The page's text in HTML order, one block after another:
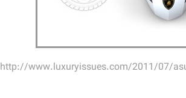
http://www.luxuryissues.com/2011/07/